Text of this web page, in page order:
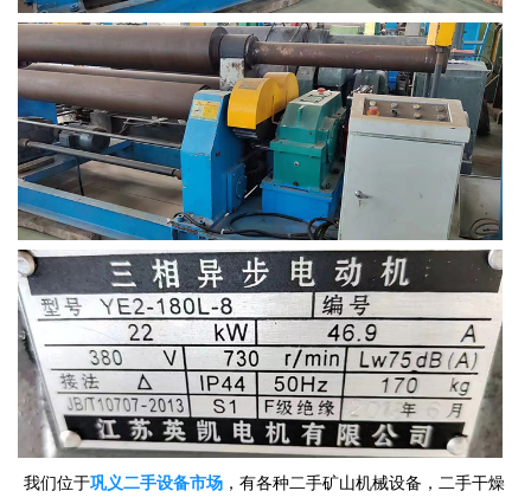
我们位于巩义二手设备市场 ，有各种二手矿山机械设备，二手干燥